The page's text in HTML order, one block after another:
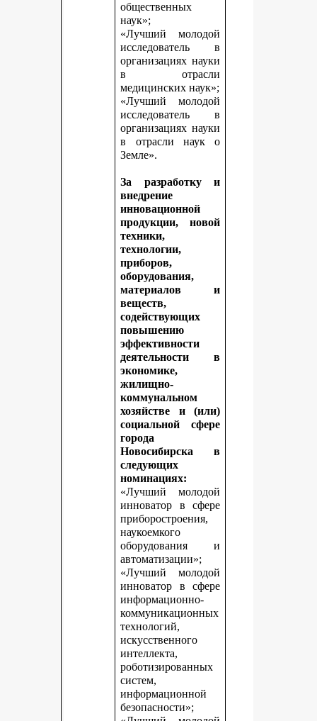
общественных
наук»;
«Лучший молодой
исследователь в
организациях науки
в отрасли
медицинских наук»;
«Лучший молодой
исследователь в
организациях науки
в отрасли наук о
Земле».
За разработку и
внедрение
инновационной
продукции, новой
техники,
технологии,
приборов,
оборудования,
материалов и
веществ,
содействующих
повышению
эффективности
деятельности в
экономике,
жилищно-
коммунальном
хозяйстве и (или)
социальной сфере
города
Новосибирска в
следующих
номинациях:
«Лучший молодой
инноватор в сфере
приборостроения,
наукоемкого
оборудования и
автоматизации»;
«Лучший молодой
инноватор в сфере
информационно-
коммуникационных
технологий,
искусственного
интеллекта,
роботизированных
систем,
информационной
безопасности»;